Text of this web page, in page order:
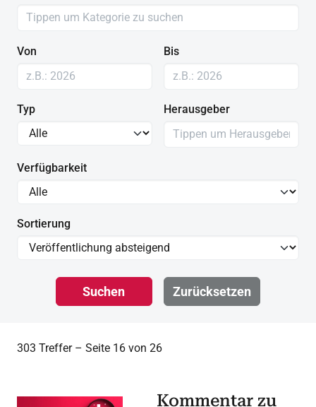
Von Bis
Typ Herausgeber
Verfügbarkeit
Sortierung
Suchen Zurücksetzen
303 Treffer – Seite 16 von 26
Kommentar zu